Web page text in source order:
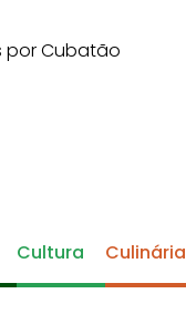
Cultura Culinária